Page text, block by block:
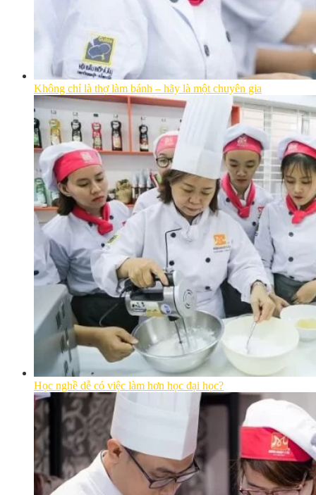
Không chỉ là thợ làm bánh – hãy là một chuyên gia
Học nghề dễ có việc làm hơn học đại học?